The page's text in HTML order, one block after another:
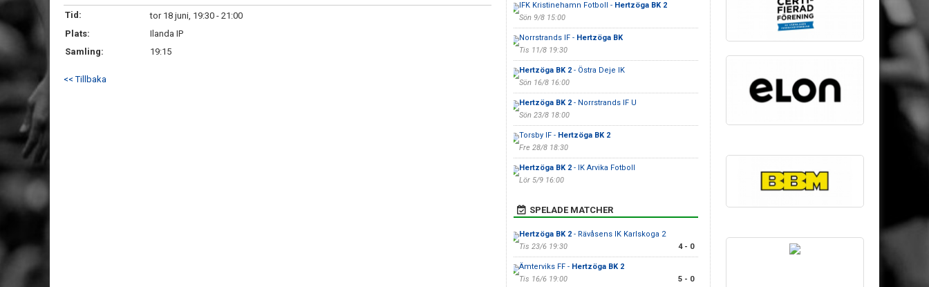
Tid:
tor 18 juni, 19:30 - 21:00
Plats:
Ilanda IP
Samling:
19:15
<< Tillbaka
IFK Kristinehamn Fotboll - Hertzöga BK 2
Sön 9/8 15:00
Norrstrands IF - Hertzöga BK
Tis 11/8 19:30
Hertzöga BK 2- Östra Deje IK
Sön 16/8 16:00
Hertzöga BK 2- Norrstrands IF U
Sön 23/8 18:00
Torsby IF - Hertzöga BK 2
Fre 28/8 18:30
Hertzöga BK 2- IK Arvika Fotboll
Lör 5/9 16:00
SPELADE MATCHER
Hertzöga BK 2- Rävåsens IK Karlskoga 2
Tis 23/6 19:30
4 - 0
Ämterviks FF - Hertzöga BK 2
Tis 16/6 19:00
5 - 0